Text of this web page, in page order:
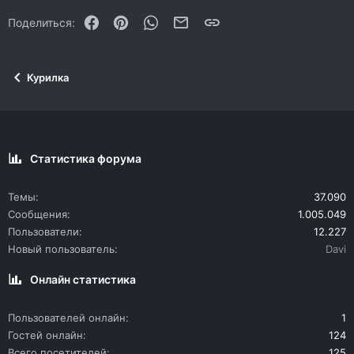
26
Trebuchet MS
Поделиться: FacebookPinterestWhatsAppЭлектронная почта
Ссылка
Курилка
Статистика форума
Темы
37.090
Сообщения
1.005.049
Пользователи
12.227
Новый пользователь
Davi
Онлайн статистика
Пользователей онлайн
1
Гостей онлайн
124